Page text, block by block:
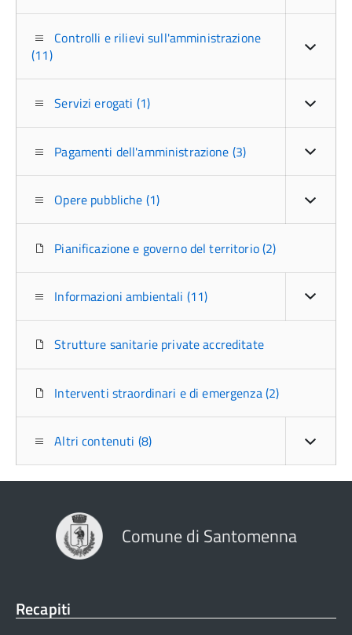
Controlli e rilievi sull'amministrazione
(11)
Servizi erogati (1)
Pagamenti dell'amministrazione (3)
Opere pubbliche (1)
Pianificazione e governo del territorio (2)
Informazioni ambientali (11)
Strutture sanitarie private accreditate
Interventi straordinari e di emergenza (2)
Altri contenuti (8)
Comune di Santomenna
Recapiti